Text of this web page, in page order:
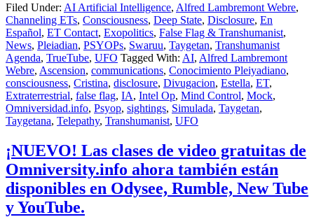
Filed Under: AI Artificial Intelligence, Alfred Lambremont Webre,
Channeling ETs, Consciousness, Deep State, Disclosure, En
Español, ET Contact, Exopolitics, False Flag & Transhumanist,
News, Pleiadian, PSYOPs, Swaruu, Taygetan, Transhumanist
Agenda, TrueTube, UFO Tagged With: AI, Alfred Lambremont
Webre, Ascension, communications, Conocimiento Pleiyadiano,
consciousness, Cristina, disclosure, Divugacion, Estella, ET,
Extraterrestrial, false flag, IA, Intel Op, Mind Control, Mock,
Omniversidad.info, Psyop, sightings, Simulada, Taygetan,
Taygetana, Telepathy, Transhumanist, UFO
¡NUEVO! Las clases de video gratuitas de
Omniversity.info ahora también están
disponibles en Odysee, Rumble, New Tube
y YouTube.